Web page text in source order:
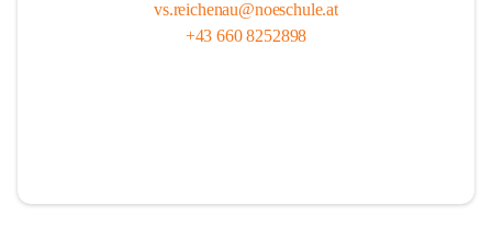
vs.reichenau@noeschule.at
+43 660 8252898